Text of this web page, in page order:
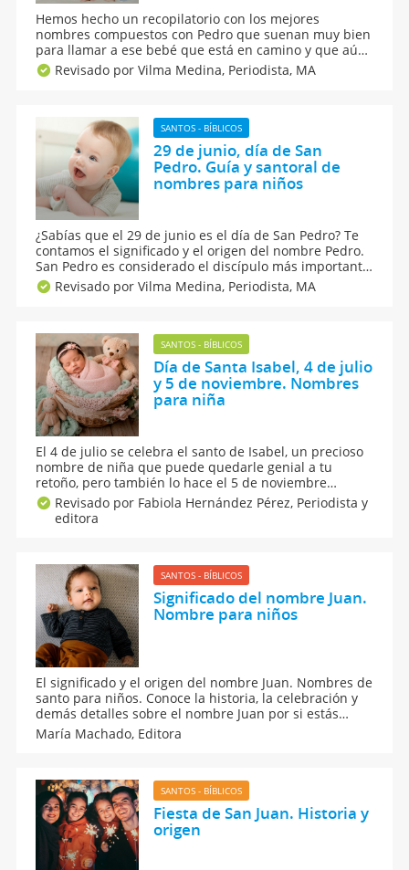
Hemos hecho un recopilatorio con los mejores
nombres compuestos con Pedro que suenan muy bien
para llamar a ese bebé que está en camino y que aún
no sabes qué nombre para niños ponerle. Esta guía de
nombres incluye el significado y el origen de las
Revisado por Vilma Medina, Periodista, MA
SANTOS - BÍBLICOS
29 de junio, día de San
Pedro. Guía y santoral de
nombres para niños
¿Sabías que el 29 de junio es el día de San Pedro? Te
contamos el significado y el origen del nombre Pedro.
San Pedro es considerado el discípulo más importante
de Jesucristo. Si deseas poner el nombre de Pedro a tu
bebé, conoce toda la historia de este bonito nombre
Revisado por Vilma Medina, Periodista, MA
SANTOS - BÍBLICOS
Día de Santa Isabel, 4 de julio
y 5 de noviembre. Nombres
para niña
El 4 de julio se celebra el santo de Isabel, un precioso
nombre de niña que puede quedarle genial a tu
retoño, pero también lo hace el 5 de noviembre
Conoce el significado, origen y curiosidades del
nombre Isabel y, también, qué dice la numerología
sobre el nombre de Isabel y otro nombre que
Revisado por Fabiola Hernández Pérez, Periodista y
editora
SANTOS - BÍBLICOS
Significado del nombre Juan.
Nombre para niños
El significado y el origen del nombre Juan. Nombres de
santo para niños. Conoce la historia, la celebración y
demás detalles sobre el nombre Juan por si estás
pensando en ponerlo al bebé que esperas. Un nombre
corto que se dice de forma distinta en otros idiomas
María Machado, Editora
SANTOS - BÍBLICOS
Fiesta de San Juan. Historia y
origen